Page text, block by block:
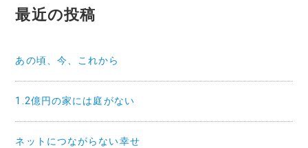
シ
ン
最近の投稿
あの頃、今、これから
1.2億円の家には庭がない
ネットにつながらない幸せ